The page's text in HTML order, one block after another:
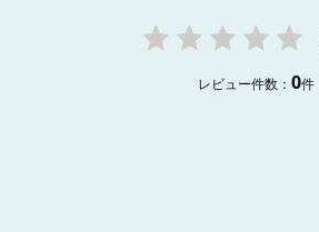
レビュー件数： 0件